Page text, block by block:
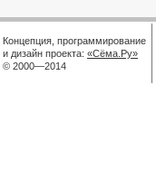
Концепция, программирование
и дизайн проекта: «Сёма.Ру»
© 2000—2014